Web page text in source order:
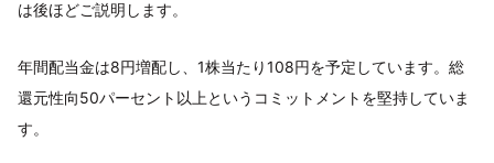
は後ほどご説明します。
年間配当金は8円増配し、1株当たり108円を予定しています。総
還元性向50パーセント以上というコミットメントを堅持していま
す。